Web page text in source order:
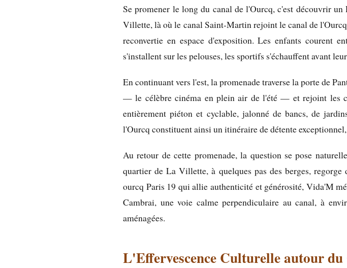
Se promener le long du canal de l'Ourcq, c'est découvrir
Villette, là où le canal Saint-Martin rejoint le canal de
reconvertie en espace d'exposition. Les enfants courent
s'installent sur les pelouses, les sportifs s'échauffent avant
En continuant vers l'est, la promenade traverse la porte de
— le célèbre cinéma en plein air de l'été — et rejoint les
entièrement piéton et cyclable, jalonné de bancs, de
l'Ourcq constituent ainsi un itinéraire de détente
Au retour de cette promenade, la question se pose
quartier de La Villette, à quelques pas des berges,
ourcq Paris 19 qui allie authenticité et générosité, Vida'M
Cambrai, une voie calme perpendiculaire au canal, à
aménagées.
L'Effervescence Culturelle autour